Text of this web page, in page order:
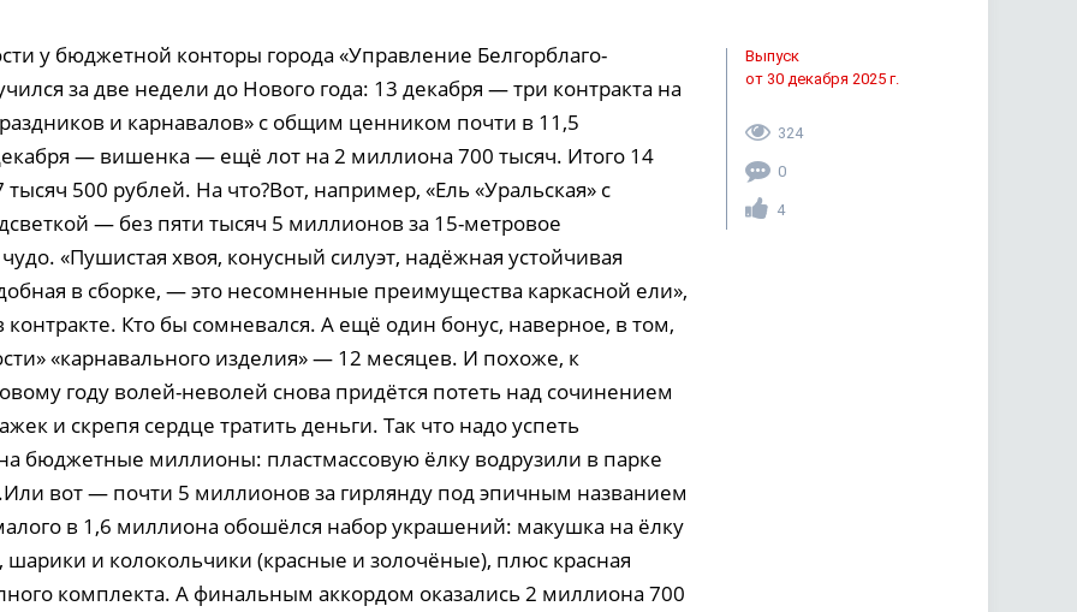
у бюджетной конторы города «Управление Белгорблаго­
за две недели до Нового года: 13 декабря — три контракта на
и карнавалов» с общим ценником почти в 11,5
— вишенка — ещё лот на 2 миллиона 700 тысяч. Итого 14
500 рублей. На что?Вот, например, «Ель «Уральская» с
— без пяти тысяч 5 миллионов за 15-метровое
«Пушистая хвоя, конусный силуэт, надёжная устойчивая
в сборке, — это несомненные преимущества каркасной ели»,
Кто бы сомневался. А ещё один бонус, наверное, в том,
«карнавального изделия» — 12 месяцев. И похоже, к
году волей-неволей снова придётся потеть над сочинением
и скрепя сердце тратить деньги. Так что надо успеть
бюджетные миллионы: пластмассовую ёлку водрузили в парке
вот — почти 5 миллионов за гирлянду под эпичным названием
в 1,6 миллиона обошёлся набор украшений: макушка на ёлку
шарики и колокольчики (красные и золочёные), плюс красная
комплекта. А финальным аккордом оказались 2 миллиона 700
Выпуск
от 30 декабря 2025 г.
324
0
4